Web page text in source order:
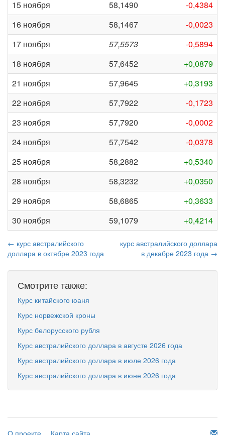
15 ноября
58,1490
-0,4384
16 ноября
58,1467
-0,0023
17 ноября
57,5573
-0,5894
18 ноября
57,6452
+0,0879
21 ноября
57,9645
+0,3193
22 ноября
57,7922
-0,1723
23 ноября
57,7920
-0,0002
24 ноября
57,7542
-0,0378
25 ноября
58,2882
+0,5340
28 ноября
58,3232
+0,0350
29 ноября
58,6865
+0,3633
30 ноября
59,1079 +0,4214
← курс австралийского
доллара в октябре 2023 года
курс австралийского доллара
в декабре 2023 года →
Смотрите также:
Курс китайского юаня
Курс норвежской кроны
Курс белорусского рубля
Курс австралийского доллара в августе 2026 года
Курс австралийского доллара в июле 2026 года
Курс австралийского доллара в июне 2026 года
О проекте Карта сайта